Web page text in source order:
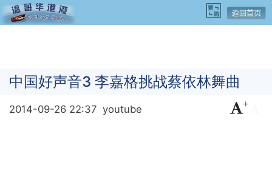
中国好声音3 李嘉格挑战蔡依林舞曲
2014-09-26 22:37 youtube +